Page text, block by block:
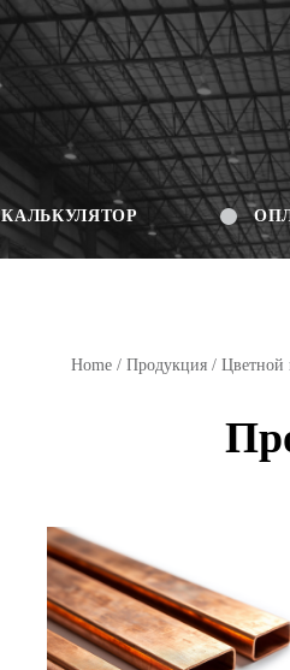
КАЛЬКУЛЯТОР
Home/ Продукция/ Цветной